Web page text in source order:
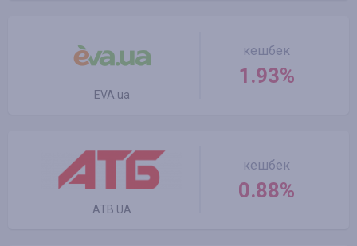
EVA.ua
кешбек
1.93%
ATB UA
кешбек
0.88%